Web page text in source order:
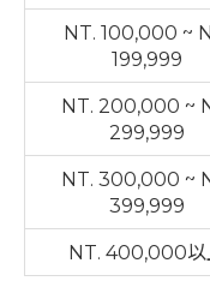
NT. 100,000 ~
199,999
NT. 200,000 ~
299,999
NT. 300,000 ~
399,999
NT. 400,000以